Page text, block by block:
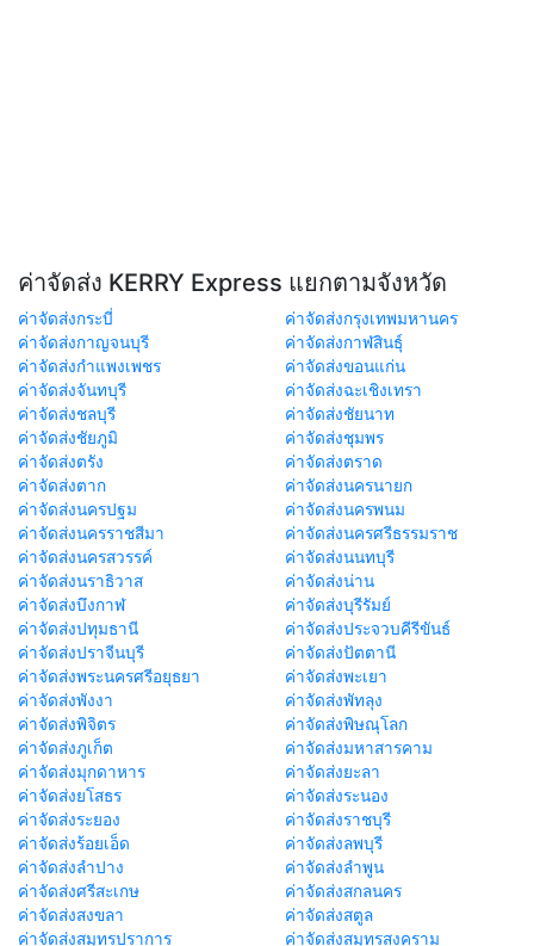
ค่าจัดส่ง KERRY Express แยกตามจังหวัด
ค่าจัดส่งกระบี่
ค่าจัดส่งกรุงเทพมหานคร
ค่าจัดส่งกาญจนบุรี
ค่าจัดส่งกาฬสินธุ์
ค่าจัดส่งกำแพงเพชร
ค่าจัดส่งขอนแก่น
ค่าจัดส่งจันทบุรี
ค่าจัดส่งฉะเชิงเทรา
ค่าจัดส่งชลบุรี
ค่าจัดส่งชัยนาท
ค่าจัดส่งชัยภูมิ
ค่าจัดส่งชุมพร
ค่าจัดส่งตรัง
ค่าจัดส่งตราด
ค่าจัดส่งตาก
ค่าจัดส่งนครนายก
ค่าจัดส่งนครปฐม
ค่าจัดส่งนครพนม
ค่าจัดส่งนครราชสีมา
ค่าจัดส่งนครศรีธรรมราช
ค่าจัดส่งนครสวรรค์
ค่าจัดส่งนนทบุรี
ค่าจัดส่งนราธิวาส
ค่าจัดส่งน่าน
ค่าจัดส่งบึงกาฬ
ค่าจัดส่งบุรีรัมย์
ค่าจัดส่งปทุมธานี
ค่าจัดส่งประจวบคีรีขันธ์
ค่าจัดส่งปราจีนบุรี
ค่าจัดส่งปัตตานี
ค่าจัดส่งพระนครศรีอยุธยา
ค่าจัดส่งพะเยา
ค่าจัดส่งพังงา
ค่าจัดส่งพัทลุง
ค่าจัดส่งพิจิตร
ค่าจัดส่งพิษณุโลก
ค่าจัดส่งภูเก็ต
ค่าจัดส่งมหาสารคาม
ค่าจัดส่งมุกดาหาร
ค่าจัดส่งยะลา
ค่าจัดส่งยโสธร
ค่าจัดส่งระนอง
ค่าจัดส่งระยอง
ค่าจัดส่งราชบุรี
ค่าจัดส่งร้อยเอ็ด
ค่าจัดส่งลพบุรี
ค่าจัดส่งลำปาง
ค่าจัดส่งลำพูน
ค่าจัดส่งศรีสะเกษ
ค่าจัดส่งสกลนคร
ค่าจัดส่งสงขลา
ค่าจัดส่งสตูล
ค่าจัดส่งสมุทรปราการ
ค่าจัดส่งสมุทรสงคราม